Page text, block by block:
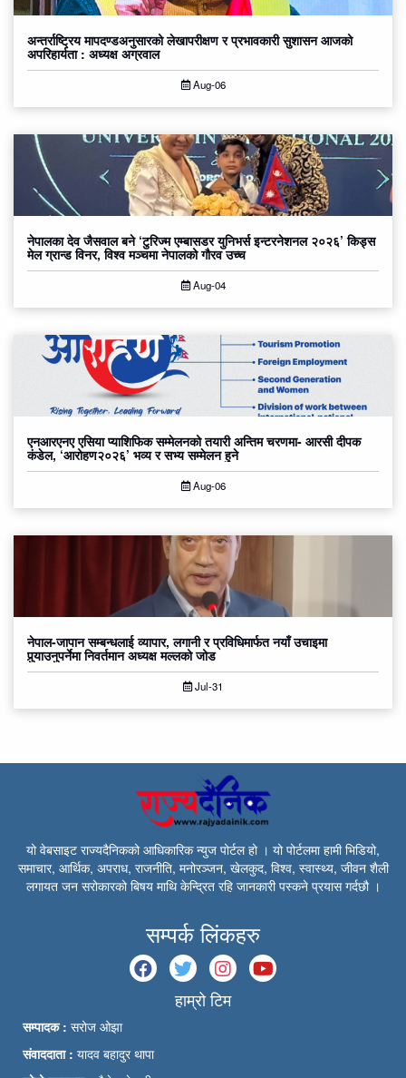
अन्तर्राष्ट्रिय मापदण्डअनुसारको लेखापरीक्षण र प्रभावकारी सुशासन आजको
अपरिहार्यता : अध्यक्ष अग्रवाल
Aug-06
नेपालका देव जैसवाल बने ‘टुरिज्म एम्बासडर युनिभर्स इन्टरनेशनल २०२६’ किड्स
मेल ग्रान्ड विनर, विश्व मञ्चमा नेपालको गौरव उच्च
Aug-04
एनआरएनए एसिया प्याशिफिक सम्मेलनको तयारी अन्तिम चरणमा- आरसी दीपक
कंडेल, ‘आरोहण२०२६’ भव्य र सभ्य सम्मेलन हुने
Aug-06
नेपाल-जापान सम्बन्धलाई व्यापार, लगानी र प्रविधिमार्फत नयाँ उचाइमा
पुर्‍याउनुपर्नेमा निवर्तमान अध्यक्ष मल्लको जोड
Jul-31
यो वेबसाइट राज्यदैनिकको आधिकारिक न्युज पोर्टल हो । यो पोर्टलमा हामी भिडियो,
समाचार, आर्थिक, अपराध, राजनीति, मनोरञ्जन, खेलकुद, विश्व, स्वास्थ्य, जीवन शैली
लगायत जन सरोकारको बिषय माथि केन्द्रित रहि जानकारी पस्कने प्रयास गर्दछौ ।
सम्पर्क लिंकहरु
हाम्रो टिम
सम्पादक : सरोज ओझा
संवाददाता : यादव बहादुर थापा